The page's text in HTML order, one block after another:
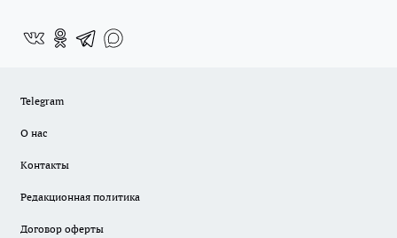
Telegram
О нас
Контакты
Редакционная политика
Договор оферты